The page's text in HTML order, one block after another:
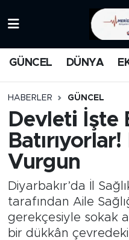
GÜNCEL DÜNYA
HABERLER GÜNCEL
Devleti İşte
Vurgun
Diyarbakır’da İl
tarafından Aile
gerekçesiyle sokak
bir dükkân
MEDYA
FİNANS
DÜNYA
GÜNCEL
İstanbul Namaz
Trafik Durumu
Süper Lig Puan
Tüm Manşetler
Son Dakika